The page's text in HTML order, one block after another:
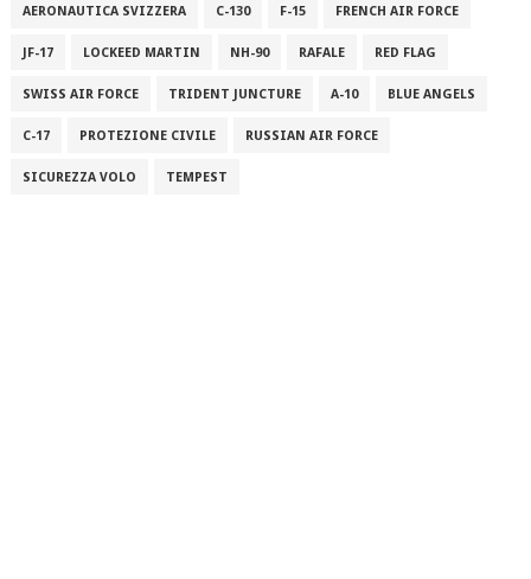
AERONAUTICA SVIZZERA C-130 F-15 FRENCH AIR FORCE
JF-17 LOCKEED MARTIN NH-90 RAFALE RED FLAG
SWISS AIR FORCE TRIDENT JUNCTURE A-10 BLUE ANGELS
C-17 PROTEZIONE CIVILE RUSSIAN AIR FORCE
SICUREZZA VOLO TEMPEST